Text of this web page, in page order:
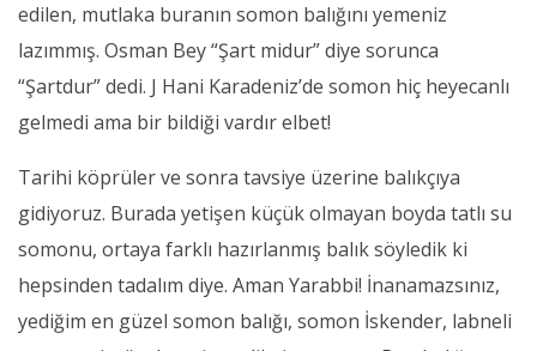
edilen, mutlaka buranın somon balığını yemeniz
lazımmış. Osman Bey “Şart midur” diye sorunca
“Şartdur” dedi. J Hani Karadeniz’de somon hiç heyecanlı
gelmedi ama bir bildiği vardır elbet!
Tarihi köprüler ve sonra tavsiye üzerine balıkçıya
gidiyoruz. Burada yetişen küçük olmayan boyda tatlı su
somonu, ortaya farklı hazırlanmış balık söyledik ki
hepsinden tadalım diye. Aman Yarabbi! İnanamazsınız,
yediğim en güzel somon balığı, somon İskender, labneli